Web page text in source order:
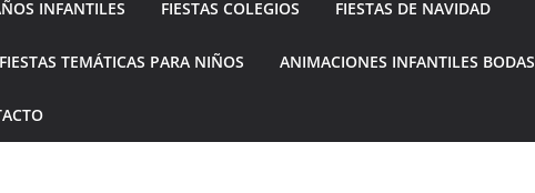
INFANTILES FIESTAS COLEGIOS FIESTAS DE NAVIDAD
FIESTAS TEMÁTICAS PARA NIÑOS ANIMACIONES INFANTILES BODAS